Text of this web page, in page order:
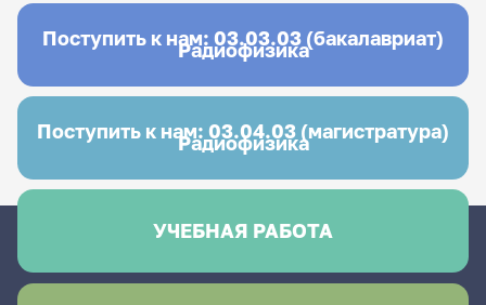
Поступить к нам: 03.03.03 (бакалавриат)
Радиофизика
Поступить к нам: 03.04.03 (магистратура)
Радиофизика
УЧЕБНАЯ РАБОТА